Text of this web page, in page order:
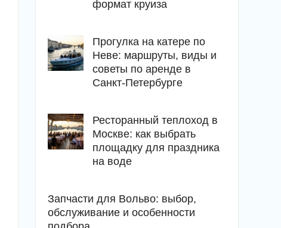
формат круиза
Прогулка на катере по
Неве: маршруты, виды и
советы по аренде в
Санкт-Петербурге
Ресторанный теплоход в
Москве: как выбрать
площадку для праздника
на воде
Запчасти для Вольво: выбор,
обслуживание и особенности